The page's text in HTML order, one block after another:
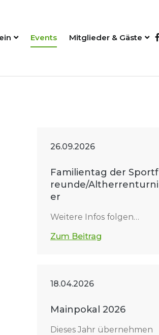
Events Mitglieder & Gäste
26.09.2026
Familientag der Sportf
reunde/Altherrenturni
er
Weitere Infos folgen…
Zum Beitrag
18.04.2026
Mainpokal 2026
Dieses Jahr übernehmen